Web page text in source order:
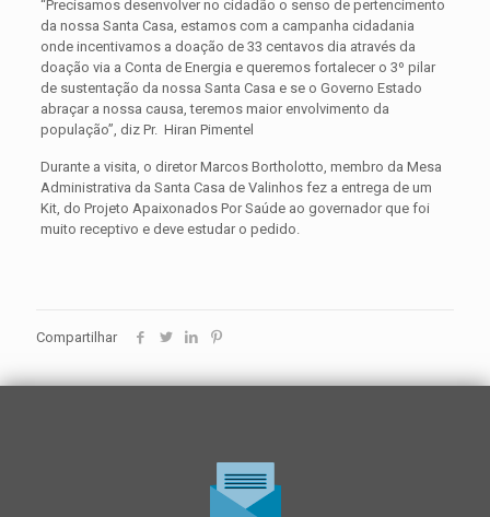
“Precisamos desenvolver no cidadão o senso de pertencimento
da nossa Santa Casa, estamos com a campanha cidadania
onde incentivamos a doação de 33 centavos dia através da
doação via a Conta de Energia e queremos fortalecer o 3º pilar
de sustentação da nossa Santa Casa e se o Governo Estado
abraçar a nossa causa, teremos maior envolvimento da
população”, diz Pr. Hiran Pimentel
Durante a visita, o diretor Marcos Bortholotto, membro da Mesa
Administrativa da Santa Casa de Valinhos fez a entrega de um
Kit, do Projeto Apaixonados Por Saúde ao governador que foi
muito receptivo e deve estudar o pedido.
Compartilhar